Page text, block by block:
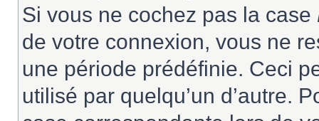
Si vous ne cochez pas la case
de votre connexion, vous ne
une période prédéfinie. Ceci
utilisé par quelqu’un d’autre.